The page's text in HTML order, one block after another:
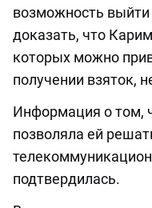
возможность
доказать, что
которых можно
получении взяток,
Информация о том,
позволяла ей
подтвердилась.